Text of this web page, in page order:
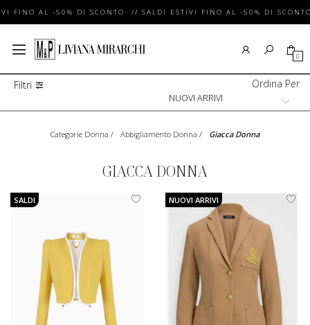
FINO AL -50% DI SCONTO // SALDI ESTIVI FINO AL -50% DI
0
Filtri Ordina Per
Categorie Donna / Abbigliamento Donna / Giacca Donna
GIACCA DONNA
SALDI NUOVI ARRIVI